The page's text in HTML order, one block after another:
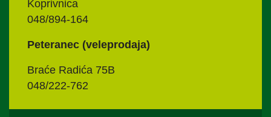
Koprivnica
048/894-164
Peteranec (veleprodaja)
Braće Radića 75B
048/222-762